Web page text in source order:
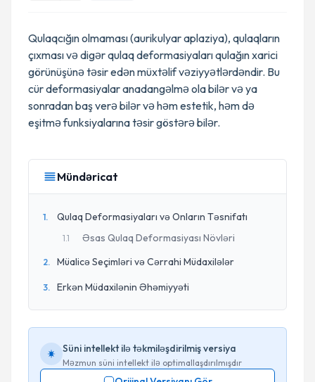
Qulaqcığın olmaması (aurikulyar aplaziya), qulaqların
çıxması və digər qulaq deformasiyaları qulağın xarici
görünüşünə təsir edən müxtəlif vəziyyətlərdəndir. Bu
cür deformasiyalar anadangəlmə ola bilər və ya
sonradan baş verə bilər və həm estetik, həm də
eşitmə funksiyalarına təsir göstərə bilər.
Mündəricat
1. Qulaq Deformasiyaları və Onların Təsnifatı
1.1 Əsas Qulaq Deformasiyası Növləri
2. Müalicə Seçimləri və Cərrahi Müdaxilələr
3. Erkən Müdaxilənin Əhəmiyyəti
Süni intellekt ilə təkmiləşdirilmiş versiya
Məzmun süni intellekt ilə optimallaşdırılmışdır